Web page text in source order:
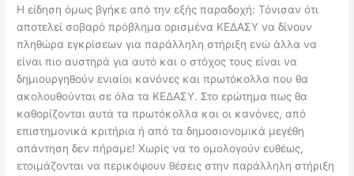
Η είδηση όμως βγήκε από την εξής παραδοχή: Τόνισαν ότι
αποτελεί σοβαρό πρόβλημα ορισμένα ΚΕΔΑΣΥ να δίνουν
πληθώρα εγκρίσεων για παράλληλη στήριξη ενώ άλλα να
είναι πιο αυστηρά για αυτό και ο στόχος τους είναι να
δημιουργηθούν ενιαίοι κανόνες και πρωτόκολλα που θα
ακολουθούνται σε όλα τα ΚΕΔΑΣΥ. Στο ερώτημα πως θα
καθορίζονται αυτά τα πρωτόκολλα και οι κανόνες, από
επιστημονικά κριτήρια ή από τα δημοσιονομικά μεγέθη
απάντηση δεν πήραμε! Χωρίς να το ομολογούν ευθέως,
ετοιμάζονται να περικόψουν θέσεις στην παράλληλη στήριξη